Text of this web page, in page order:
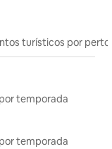
turísticos por perto
temporada
temporada